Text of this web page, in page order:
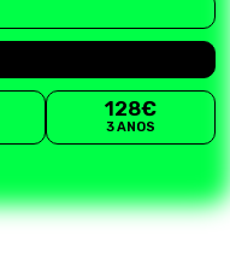
128€
3 ANOS